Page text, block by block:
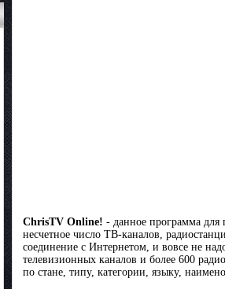
ChrisTV Online! - данное программа для
несчетное число ТВ-каналов,
соединение с Интернетом, и вовсе не
телевизионных каналов и более 600
по стане, типу, категории, языку,